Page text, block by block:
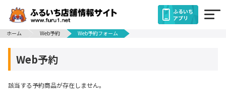
ふるいち
アプリ
ホーム
Web予約 Web予約フォーム
Web予約
該当する予約商品が存在しません。